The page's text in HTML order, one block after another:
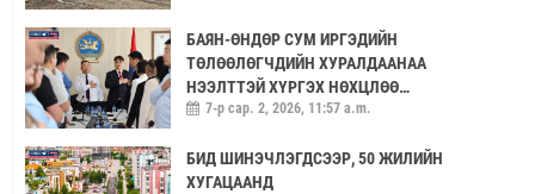
БАЯН-ӨНДӨР СУМ ИРГЭДИЙН
ТӨЛӨӨЛӨГЧДИЙН ХУРАЛДААНАА
НЭЭЛТТЭЙ ХҮРГЭХ НӨХЦЛӨӨ
САЙЖРУУЛААЧ
7-р сар. 2, 2026, 11:57 a.m.
БИД ШИНЭЧЛЭГДСЭЭР, 50 ЖИЛИЙН
ХУГАЦААНД